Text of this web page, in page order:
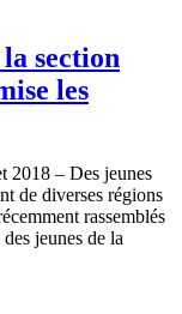
section
les
2018 – Des jeunes
de diverses régions
rassemblés
jeunes de la